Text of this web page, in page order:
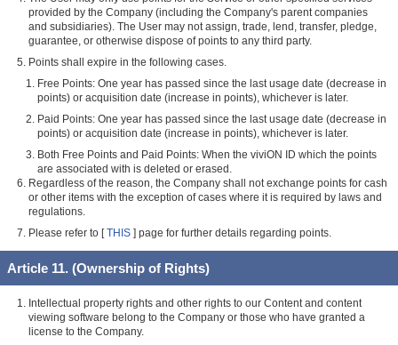
provided by the Company (including the Company's parent companies
and subsidiaries). The User may not assign, trade, lend, transfer, pledge,
guarantee, or otherwise dispose of points to any third party.
Points shall expire in the following cases.
Free Points: One year has passed since the last usage date (decrease in
points) or acquisition date (increase in points), whichever is later.
Paid Points: One year has passed since the last usage date (decrease in
points) or acquisition date (increase in points), whichever is later.
Both Free Points and Paid Points: When the viviON ID which the points
are associated with is deleted or erased.
Regardless of the reason, the Company shall not exchange points for cash
or other items with the exception of cases where it is required by laws and
regulations.
Please refer to [THIS ] page for further details regarding points.
Article 11. (Ownership of Rights)
Intellectual property rights and other rights to our Content and content
viewing software belong to the Company or those who have granted a
license to the Company.